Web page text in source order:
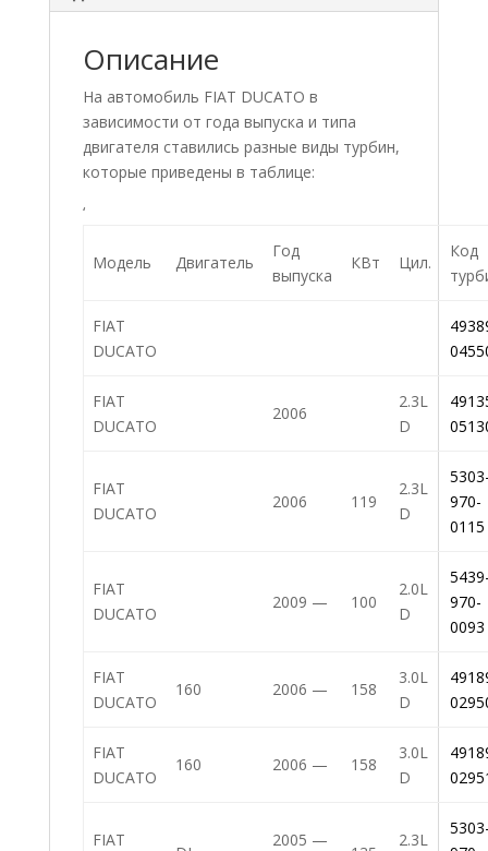
Описание
На автомобиль FIAT DUCATO в
зависимости от года выпуска и типа
двигателя ставились разные виды турбин,
которые приведены в таблице:
‘
Модель Двигатель
Год
выпуска
КВт Цил.
Код
FIAT
DUCATO
FIAT
DUCATO
2006
2.3L
D
FIAT
DUCATO
2006 119
2.3L
D
970-
0115
FIAT
DUCATO
2009 — 100
2.0L
D
970-
0093
FIAT
DUCATO
160 2006 — 158
3.0L
D
FIAT
DUCATO
160 2006 — 158
3.0L
D
FIAT
2005 —
2.3L